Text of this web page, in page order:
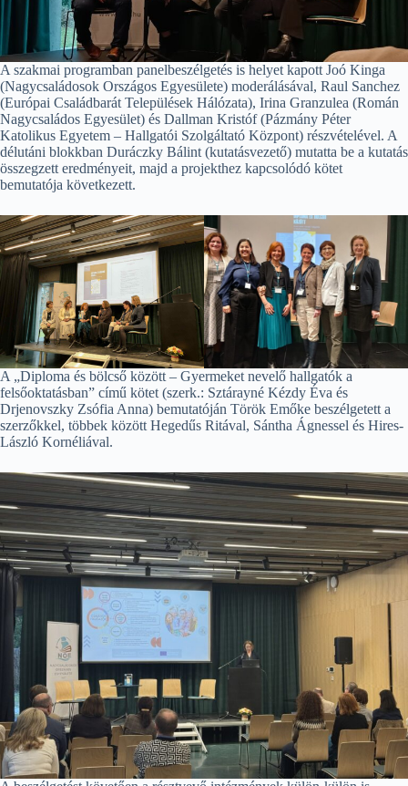
A szakmai programban panelbeszélgetés is helyet kapott Joó Kinga
(Nagycsaládosok Országos Egyesülete) moderálásával, Raul Sanchez
(Európai Családbarát Települések Hálózata), Irina Granzulea (Román
Nagycsaládos Egyesület) és Dallman Kristóf (Pázmány Péter
Katolikus Egyetem – Hallgatói Szolgáltató Központ) részvételével. A
délutáni blokkban Duráczky Bálint (kutatásvezető) mutatta be a kutatás
összegzett eredményeit, majd a projekthez kapcsolódó kötet
bemutatója következett.
A „Diploma és bölcső között – Gyermeket nevelő hallgatók a
felsőoktatásban” című kötet (szerk.: Sztárayné Kézdy Éva és
Drjenovszky Zsófia Anna) bemutatóján Török Emőke beszélgetett a
szerzőkkel, többek között Hegedűs Ritával, Sántha Ágnessel és Hires-
László Kornéliával.